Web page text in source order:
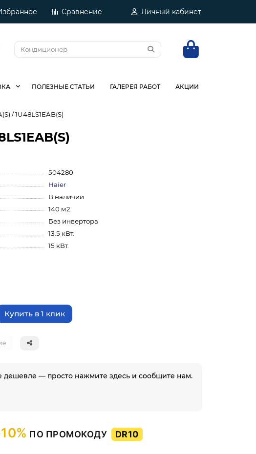
Сравнение Личный кабинет
ПОЛЕЗНЫЕ СТАТЬИ ГАЛЕРЕЯ РАБОТ АКЦИИ
/ 1U48LS1EAB(S)
504280
Haier
В наличии
140 м2.
Без инвертора
13.5 кВт.
15 кВт.
Купить в 1 клик
дешевле — просто нажмите здесь и сообщите нам.
ПО ПРОМОКОДУ DR10